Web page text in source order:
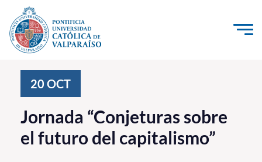
Click acá para ir directamente al contenido
Investigación, Creación e Innovación
PUCV Internacional
Vinculación con el Medio
20 OCT
Jornada “Conjeturas sobre
el futuro del capitalismo”